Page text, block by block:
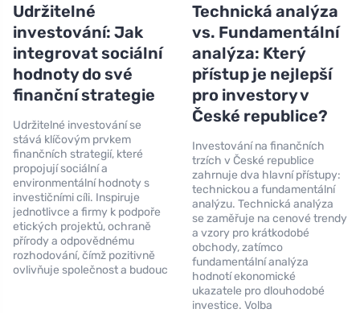
Udržitelné
investování: Jak
integrovat sociální
hodnoty do své
finanční strategie
Udržitelné investování se
stává klíčovým prvkem
finančních strategií, které
propojují sociální a
environmentální hodnoty s
investičními cíli. Inspiruje
jednotlivce a firmy k podpoře
etických projektů, ochraně
přírody a odpovědnému
rozhodování, čímž pozitivně
ovlivňuje společnost a budouc
Technická analýza
vs. Fundamentální
analýza: Který
přístup je nejlepší
pro investory v
České republice?
Investování na finančních
trzích v České republice
zahrnuje dva hlavní přístupy:
technickou a fundamentální
analýzu. Technická analýza
se zaměřuje na cenové trendy
a vzory pro krátkodobé
obchody, zatímco
fundamentální analýza
hodnotí ekonomické
ukazatele pro dlouhodobé
investice. Volba